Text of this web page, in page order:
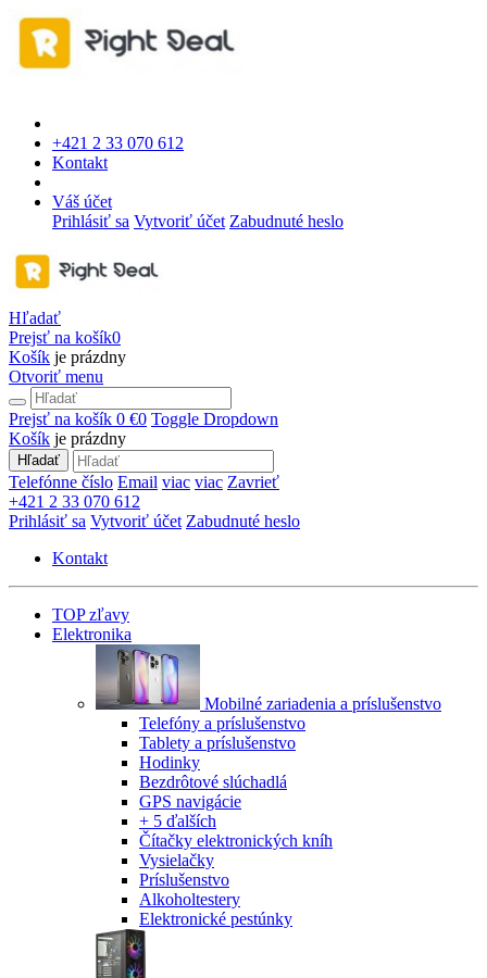
+421 2 33 070 612
Kontakt
Váš účet
Prihlásiť sa Vytvoriť účet Zabudnuté heslo
Hľadať
Prejsť na košík0
Košík je prázdny
Otvoriť menu
Prejsť na košík 0 €0 Toggle Dropdown
Košík je prázdny
Hľadať
Telefónne číslo Email viac viac Zavrieť
+421 2 33 070 612
Prihlásiť sa Vytvoriť účet Zabudnuté heslo
Kontakt
TOP zľavy
Elektronika
Mobilné zariadenia a príslušenstvo
Telefóny a príslušenstvo
Tablety a príslušenstvo
Hodinky
Bezdrôtové slúchadlá
GPS navigácie
+ 5 ďalších
Čítačky elektronických kníh
Vysielačky
Príslušenstvo
Alkoholtestery
Elektronické pestúnky